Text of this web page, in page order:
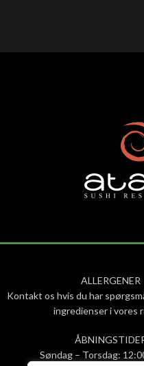
ALLERGENER
Kontakt os hvis du har
ingredienser i vores
Søndag – Torsdag: